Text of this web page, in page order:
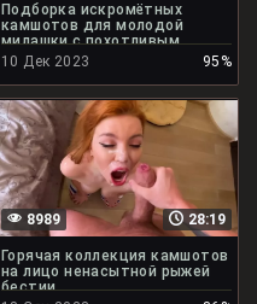
Подборка искромётных
камшотов для молодой
милашки с похотливым
личиком
10 Дек 2023 95%
28:19
8989
Горячая коллекция камшотов
на лицо ненасытной рыжей
бестии